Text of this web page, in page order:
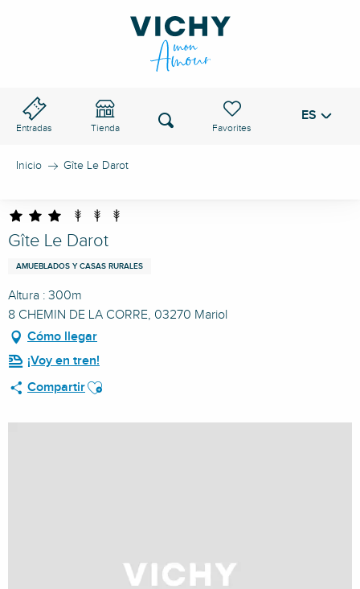
Entradas Tienda
Voir les favoris
Buscar ES
Inicio Gîte Le Darot
Gîte Le Darot
AMUEBLADOS Y CASAS RURALES
Altura : 300m
8 CHEMIN DE LA CORRE, 03270 Mariol
Cómo llegar
¡Voy en tren!
CompartirAjouter aux favoris